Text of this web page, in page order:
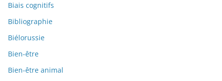
Biais cognitifs
Bibliographie
Biélorussie
Bien-être
Bien-être animal